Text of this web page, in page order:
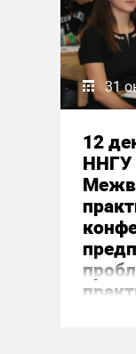
31
12
ННГУ